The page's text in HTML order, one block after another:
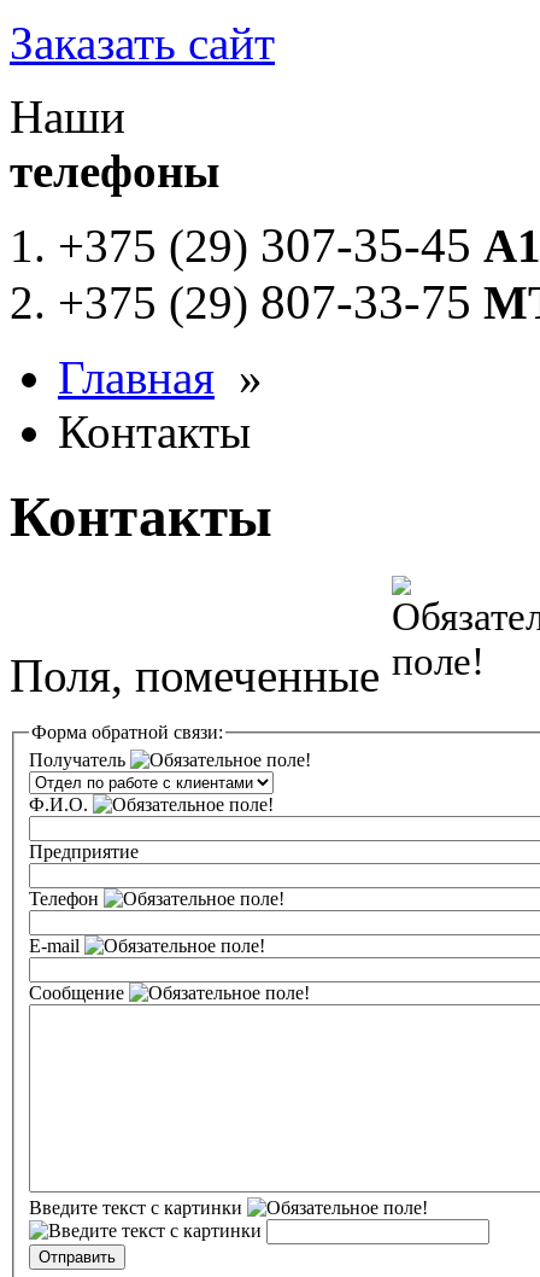
Заказать сайт
Наши
телефоны
+375 (29) 307-35-45 А1
+375 (29) 807-33-75
Главная »
Контакты
Контакты
Поля, помеченные
Форма обратной связи:
Получатель
Ф.И.О.
Предприятие
Телефон
E-mail
Сообщение
Введите текст с картинки